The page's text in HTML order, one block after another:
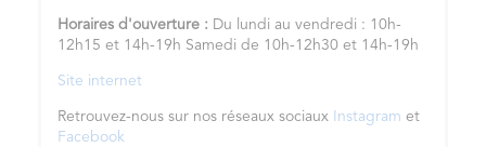
Horaires d'ouverture : Du lundi au vendredi : 10h-
12h15 et 14h-19h Samedi de 10h-12h30 et 14h-19h
Site internet
Retrouvez-nous sur nos réseaux sociaux Instagram et
Facebook